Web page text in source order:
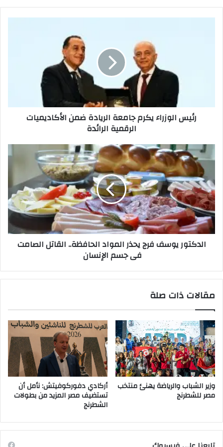
الرائدة
رئيس الوزراء يكرم جامعة الريادة ضمن الأكاديميات
الرقمية الرائدة
الدكتور
يوسف
فرج
يحذر
المواد
الحافظة..
القاتل
الصامت
فى
جسمالدكتور يوسف فرج يحذر المواد الحافظة.. القاتل الصامت
فى جسم الإنسان
مقالات ذات صلة
وزير الشباب والرياضة يهنئ منتخب
مصر للشطرنج
أركادي دفوركوفيتش: نأمل أن
تستضيف مصر المزيد من بطولات
الشطرنج